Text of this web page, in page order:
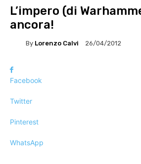
L’impero (di
ancora!
By Lorenzo Calvi 26/04/2012
Facebook
Twitter
Pinterest
WhatsApp